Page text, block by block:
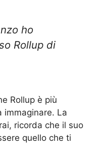
ho
Rollup di
Rollup è più
immaginare. La
ricorda che il suo
quello che ti